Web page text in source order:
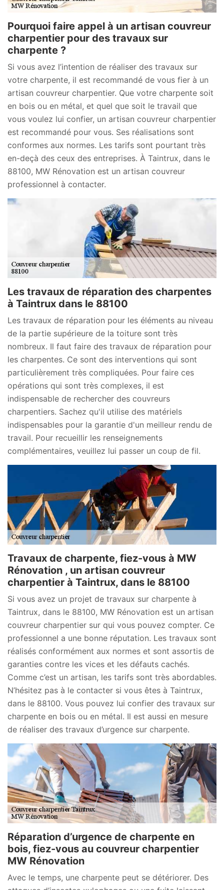
Pourquoi faire appel à un artisan couvreur
charpentier pour des travaux sur
charpente ?
Si vous avez l’intention de réaliser des travaux sur
votre charpente, il est recommandé de vous fier à un
artisan couvreur charpentier. Que votre charpente soit
en bois ou en métal, et quel que soit le travail que
vous voulez lui confier, un artisan couvreur charpentier
est recommandé pour vous. Ses réalisations sont
conformes aux normes. Les tarifs sont pourtant très
en-deçà des ceux des entreprises. À Taintrux, dans le
88100, MW Rénovation est un artisan couvreur
professionnel à contacter.
Les travaux de réparation des charpentes
à Taintrux dans le 88100
Les travaux de réparation pour les éléments au niveau
de la partie supérieure de la toiture sont très
nombreux. Il faut faire des travaux de réparation pour
les charpentes. Ce sont des interventions qui sont
particulièrement très compliquées. Pour faire ces
opérations qui sont très complexes, il est
indispensable de rechercher des couvreurs
charpentiers. Sachez qu'il utilise des matériels
indispensables pour la garantie d'un meilleur rendu de
travail. Pour recueillir les renseignements
complémentaires, veuillez lui passer un coup de fil.
Travaux de charpente, fiez-vous à MW
Rénovation , un artisan couvreur
charpentier à Taintrux, dans le 88100
Si vous avez un projet de travaux sur charpente à
Taintrux, dans le 88100, MW Rénovation est un artisan
couvreur charpentier sur qui vous pouvez compter. Ce
professionnel a une bonne réputation. Les travaux sont
réalisés conformément aux normes et sont assortis de
garanties contre les vices et les défauts cachés.
Comme c’est un artisan, les tarifs sont très abordables.
N’hésitez pas à le contacter si vous êtes à Taintrux,
dans le 88100. Vous pouvez lui confier des travaux sur
charpente en bois ou en métal. Il est aussi en mesure
de réaliser des travaux d’urgence sur charpente.
Réparation d’urgence de charpente en
bois, fiez-vous au couvreur charpentier
MW Rénovation
Avec le temps, une charpente peut se détériorer. Des